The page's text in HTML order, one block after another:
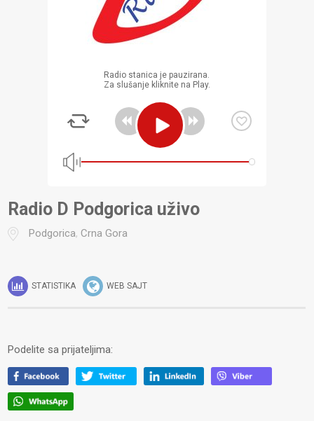
Radio stanica je pauzirana.
Za slušanje kliknite na Play.
Radio D Podgorica uživo
Podgorica,Crna Gora
STATISTIKA WEB SAJT
Podelite sa prijateljima: